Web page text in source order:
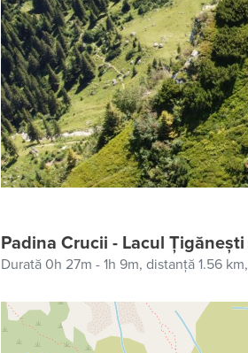
Padina Crucii - Lacul Țigănești
Durată 0h 27m - 1h 9m, distanță 1.56 km,